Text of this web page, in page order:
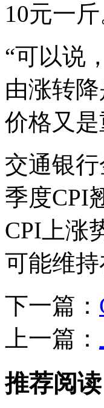
10元一斤
“可以说
由涨转
价格又
交通银
季度CPI
CPI上涨
可能维
下一篇：
上一篇：
推荐阅读